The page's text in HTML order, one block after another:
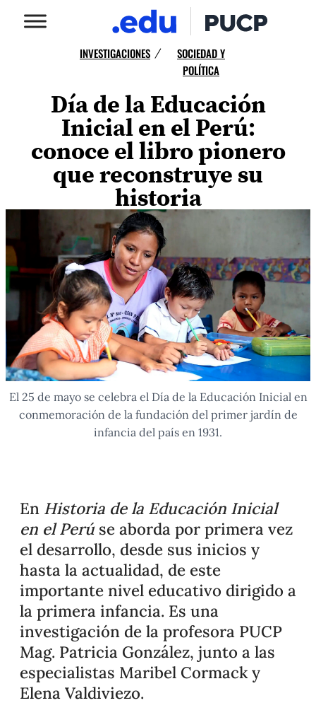
INVESTIGACIONES /
SOCIEDAD Y
POLÍTICA
Día de la Educación
Inicial en el Perú:
conoce el libro pionero
que reconstruye su
historia
El 25 de mayo se celebra el Día de la Educación Inicial en
conmemoración de la fundación del primer jardín de
infancia del país en 1931.
En Historia de la Educación Inicial
en el Perúse aborda por primera vez
el desarrollo, desde sus inicios y
hasta la actualidad, de este
importante nivel educativo dirigido a
la primera infancia. Es una
investigación de la profesora PUCP
Mag. Patricia González, junto a las
especialistas Maribel Cormack y
Elena Valdiviezo.